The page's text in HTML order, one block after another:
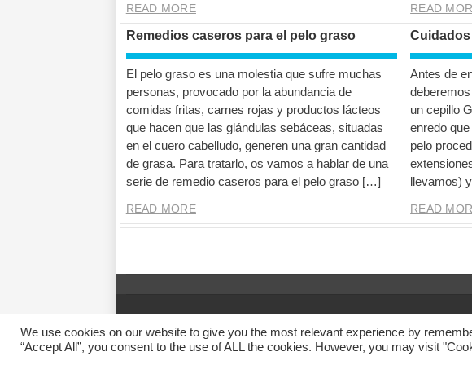
READ MORE READ
Remedios caseros para el pelo graso
El pelo graso es una molestia que sufre muchas
personas, provocado por la abundancia de
comidas fritas, carnes rojas y productos lácteos
que hacen que las glándulas sebáceas, situadas
en el cuero cabelludo, generen una gran cantidad
de grasa. Para tratarlo, os vamos a hablar de una
serie de remedio caseros para el pelo graso […]
READ MORE
Antes de
un cepillo
enredo
pelo
llevamos)
READ
We use cookies on our website to give you the most relevant experience by
“Accept All”, you consent to the use of ALL the cookies. However, you may visit